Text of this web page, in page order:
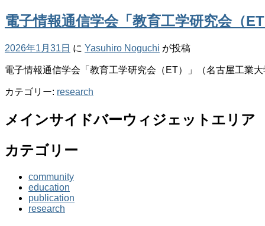
電子情報通信学会「教育工学研究会（
2026年1月31日 に Yasuhiro Noguchi が投稿
電子情報通信学会「教育工学研究会（ET）」（名古屋工業
カテゴリー: research
メインサイドバーウィジェットエリア
カテゴリー
community
education
publication
research